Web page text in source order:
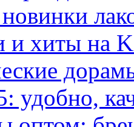
и хиты на
удобно,